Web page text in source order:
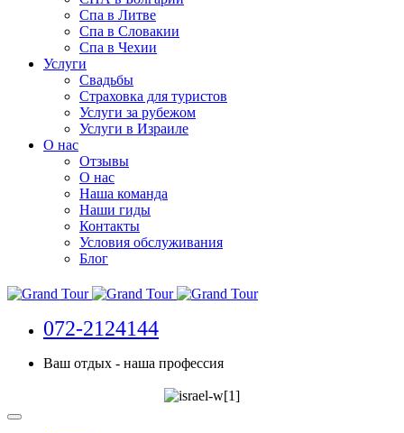
Спа в Литве
Спа в Словакии
Спа в Чехии
Услуги
Свадьбы
Страховка для туристов
Услуги за рубежом
Услуги в Израиле
О нас
Отзывы
О нас
Наша команда
Наши гиды
Контакты
Условия обслуживания
Блог
072-2124144
Ваш отдых - наша профессия